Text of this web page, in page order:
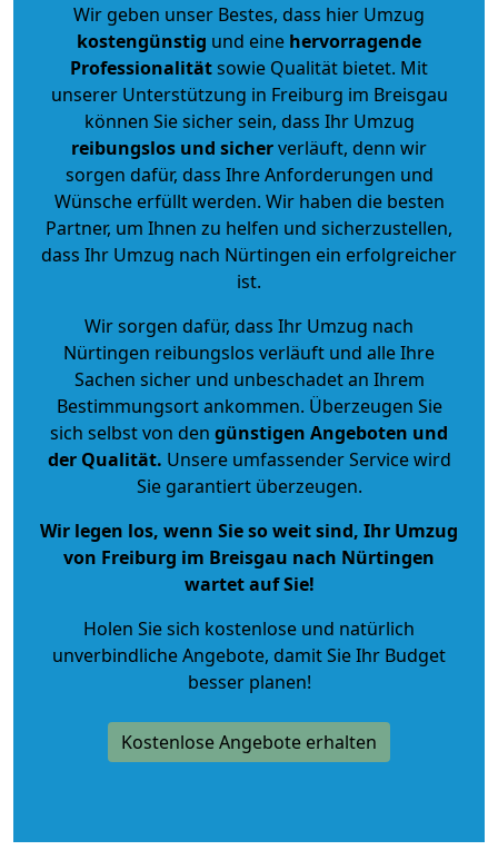
Wir geben unser Bestes, dass hier Umzug
kostengünstig und eine hervorragende
Professionalitätsowie Qualität bietet. Mit
unserer Unterstützung in Freiburg im Breisgau
können Sie sicher sein, dass Ihr Umzug
reibungslos und sicherverläuft, denn wir
sorgen dafür, dass Ihre Anforderungen und
Wünsche erfüllt werden. Wir haben die besten
Partner, um Ihnen zu helfen und sicherzustellen,
dass Ihr Umzug nach Nürtingen ein erfolgreicher
ist.
Wir sorgen dafür, dass Ihr Umzug nach
Nürtingen reibungslos verläuft und alle Ihre
Sachen sicher und unbeschadet an Ihrem
Bestimmungsort ankommen. Überzeugen Sie
sich selbst von den günstigen Angeboten und
der Qualität. Unsere umfassender Service wird
Sie garantiert überzeugen.
Wir legen los, wenn Sie so weit sind, Ihr Umzug
von Freiburg im Breisgau nach Nürtingen
wartet auf Sie!
Holen Sie sich kostenlose und natürlich
unverbindliche Angebote, damit Sie Ihr Budget
besser planen!
Kostenlose Angebote erhalten